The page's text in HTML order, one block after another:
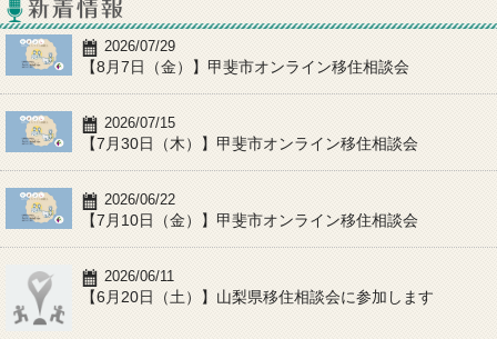
2026/07/29
【8月7日（金）】甲斐市オンライン移住相談会
2026/07/15
【7月30日（木）】甲斐市オンライン移住相談会
2026/06/22
【7月10日（金）】甲斐市オンライン移住相談会
2026/06/11
【6月20日（土）】山梨県移住相談会に参加します